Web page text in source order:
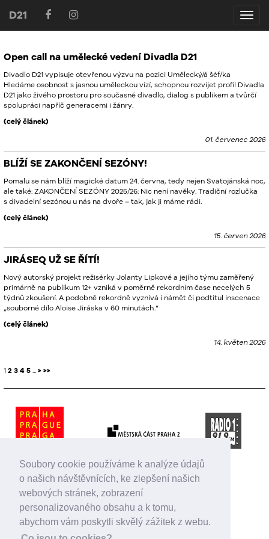
Soubory cookie používáme k analýze údajů
o našich návštěvnících, ke zlepšení našich
webových stránek, zobrazení
personalizovaného obsahu a k tomu,
abychom vám poskytli skvělý zážitek z webu.
D21
D21
Open call na umělecké vedení Divadla D21
Divadlo D21 vypisuje otevřenou výzvu na pozici Umělecký/á šéf/ka
Hledáme osobnost s jasnou uměleckou vizí, schopnou rozvíjet profil Divadla
D21 jako živého prostoru pro současné divadlo, dialog s publikem a tvůrčí
spolupráci napříč generacemi i žánry.
(celý článek)
01. červenec 2026
BLÍŽÍ SE ZAKONČENÍ SEZÓNY!
Pomalu se nám blíží magické datum 24. června, tedy nejen Svatojánská noc,
ale také: ZAKONČENÍ SEZÓNY 2025/26: Nic není navěky. Tradiční rozlučka
s divadelní sezónou u nás na dvoře – tak, jak ji máme rádi.
(celý článek)
15. červen 2026
JIRÁSEQ UŽ SE ŘÍTÍ!
Nový autorský projekt režisérky Jolanty Lipkové a jejího týmu zaměřený
primárně na publikum 12+ vzniká v poměrně rekordním čase necelých 5
týdnů zkoušení. A podobně rekordně vyznívá i námět či podtitul inscenace
„souborné dílo Aloise Jiráska v 60 minutách.“
(celý článek)
14. květen 2026
1 2 3 4 5 > >>